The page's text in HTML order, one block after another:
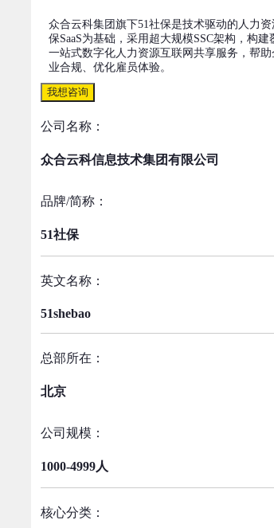
众合云科集团旗下51社保是技术驱动的人力
保SaaS为基础，采用超大规模SSC架构，构
一站式数字化人力资源互联网共享服务，帮
业合规、优化雇员体验。
我想咨询
公司名称：
众合云科信息技术集团有限公司
品牌/简称：
51社保
英文名称：
51shebao
总部所在：
北京
公司规模：
1000-4999人
核心分类：